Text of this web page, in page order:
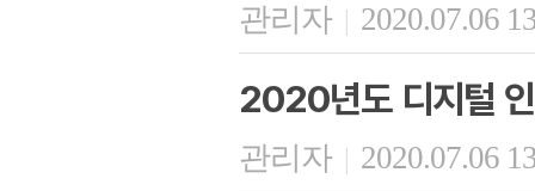
관리자 | 2020.07.06
2020년도 디지털
관리자 | 2020.07.06